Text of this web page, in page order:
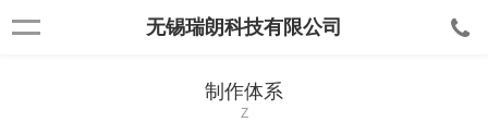
无锡瑞朗科技有限公司
制作体系
Z